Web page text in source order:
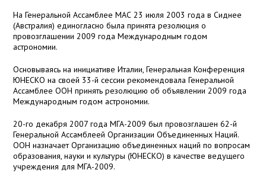
На Генеральной Ассамблее МАС 23 июля 2003 года в Сиднее
(Австралия) единогласно была принята резолюция о
провозглашении 2009 года Международным годом
астрономии.
Основываясь на инициативе Италии, Генеральная Конференция
ЮНЕСКО на своей 33-й сессии рекомендовала Генеральной
Ассамблее ООН принять резолюцию об объявлении 2009 года
Международным годом астрономии.
20-го декабря 2007 года МГА-2009 был провозглашен 62-й
Генеральной Ассамблеей Организации Объединенных Наций.
ООН назначает Организацию объединенных наций по вопросам
образования, науки и культуры (ЮНЕСКО) в качестве ведущего
учреждения для МГА-2009.